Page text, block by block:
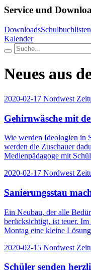
Service und
DownloadsSchulbuchlisten
Kalender
Neues aus
2020-02-17 Nordwest
Gehirnwäsche mit
Wie werden Ideologien in
werden die Zuschauer
Medienpädagoge mit
2020-02-17 Nordwest
Sanierungsstau
Ein Neubau, der alle
berücksichtigt, ist teuer.
Montag eine kleine
2020-02-15 Nordwest
Schüler senden